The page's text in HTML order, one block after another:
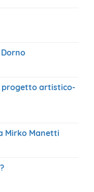
progetto artistico-
Mirko Manetti